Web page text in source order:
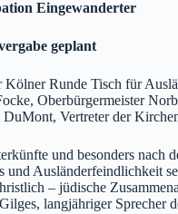
Eingewanderter
geplant
Runde Tisch für
Oberbürgermeister
Vertreter der
und besonders nach
Ausländerfeindlichkeit
– jüdische
langjähriger Sprecher